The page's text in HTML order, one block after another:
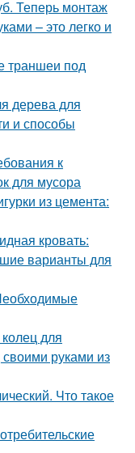
Теперь монтаж
– это легко и
траншеи под
дерева для
и способы
к
для мусора
из цемента:
кровать:
варианты для
для
руками из
Что такое